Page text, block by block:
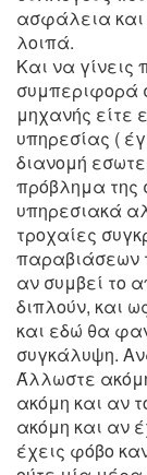
ασφάλεια και
λοιπά.
Και να γίνεις
συμπεριφορά
μηχανής είτε
υπηρεσίας (
διανομή
πρόβλημα της
υπηρεσιακά
τροχαίες
παραβιάσεων
αν συμβεί το
διπλούν, και
και εδώ θα
συγκάλυψη.
Άλλωστε
ακόμη και αν
ακόμη και αν
έχεις φόβο